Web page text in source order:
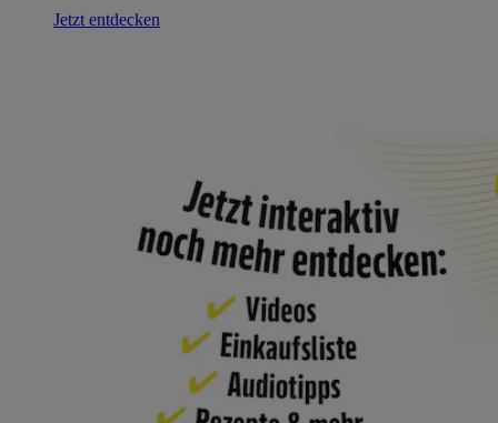
Jetzt entdecken